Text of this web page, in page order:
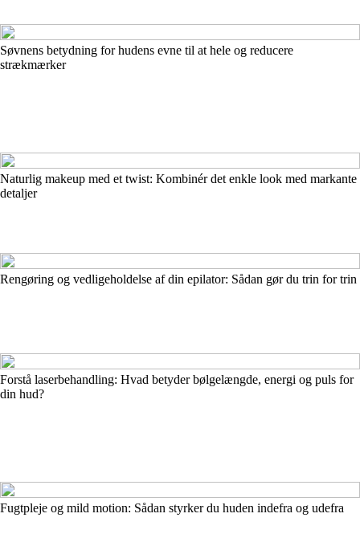
Søvnens betydning for hudens evne til at hele og reducere
strækmærker
Naturlig makeup med et twist: Kombinér det enkle look med markante
detaljer
Rengøring og vedligeholdelse af din epilator: Sådan gør du trin for trin
Forstå laserbehandling: Hvad betyder bølgelængde, energi og puls for
din hud?
Fugtpleje og mild motion: Sådan styrker du huden indefra og udefra